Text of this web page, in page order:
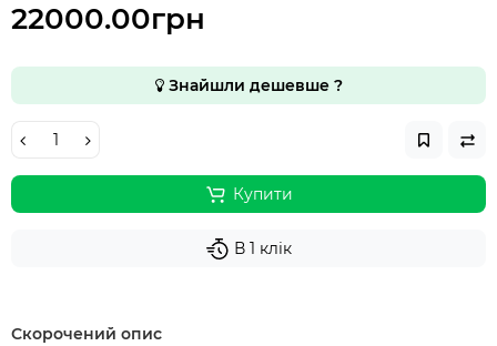
22000.00грн
Знайшли дешевше ?
Купити
В 1 клік
Скорочений опис